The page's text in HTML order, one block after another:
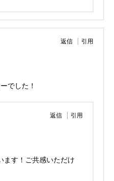
返信 引用
でした！
返信 引用
ます！ご共感いただけ